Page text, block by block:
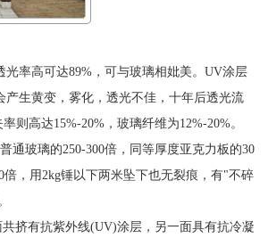
光率高可达89%，可与玻璃相妣美。UV涂层
产生黄变，雾化，透光不佳，十年后透光流
则高达15%-20%，玻璃纤维为12%-20%。
通玻璃的250-300倍，同等厚度亚克力板的30
倍，用2kg锤以下两米坠下也无裂痕，有"不碎
挤有抗紫外线(UV)涂层，另一面具有抗冷凝